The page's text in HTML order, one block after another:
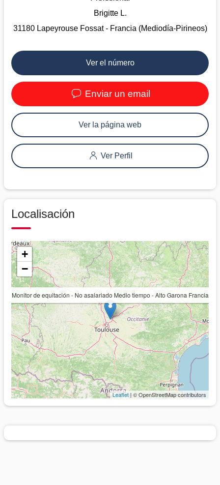
Brigitte L.
31180 Lapeyrouse Fossat - Francia (Mediodía-Pirineos)
Ver el número
Enviar un email
Ver la página web
Ver Perfil
Localisación
Monitor de equitación - No asalariado Medio tiempo - Alto Garona Francia
+
−
Leaflet | © OpenStreetMap contributors